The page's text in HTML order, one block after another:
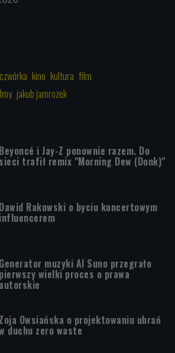
czwórka kino kultura film
jakub jamrozek
Beyoncé i Jay-Z ponownie razem. Do
sieci trafił remix "Morning Dew (Donk)"
Dawid Rakowski o byciu koncertowym
influencerem
Generator muzyki AI Suno przegrało
pierwszy wielki proces o prawa
autorskie
Zoja Owsiańska o projektowaniu ubrań
duchu zero waste